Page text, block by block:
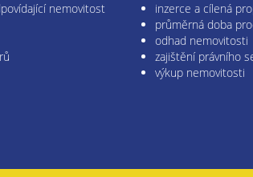
nemovitost
inzerce a cílená
průměrná doba
odhad nemovitosti
zajištění právního
výkup nemovitosti